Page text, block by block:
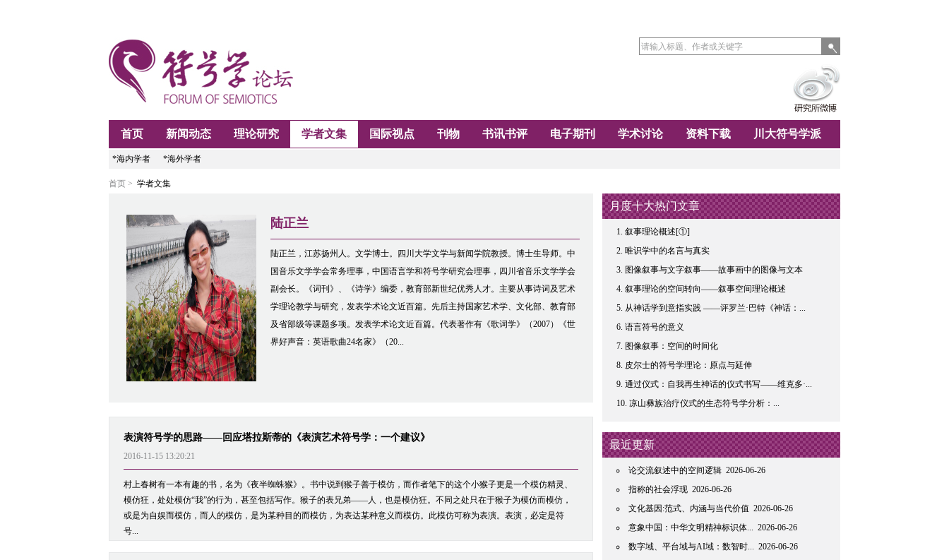
首页 新闻动态 理论研究 学者文集 国际视点 刊物 书讯书评 电子期刊 学术讨论 资料下载 川大符号学派
*海内学者 *海外学者
首页 > 学者文集
陆正兰
陆正兰，江苏扬州人。文学博士。四川大学文学与新闻学院教授。博士生导师。中
国音乐文学学会常务理事，中国语言学和符号学研究会理事，四川省音乐文学学会
副会长。《词刊》、《诗学》编委，教育部新世纪优秀人才。主要从事诗词及艺术
学理论教学与研究，发表学术论文近百篇。先后主持国家艺术学、文化部、教育部
及省部级等课题多项。发表学术论文近百篇。代表著作有《歌词学》（2007）《世
界好声音：英语歌曲24名家》（20...
表演符号学的思路——回应塔拉斯蒂的《表演艺术符号学：一个建议》
2016-11-15 13:20:21
村上春树有一本有趣的书，名为《夜半蜘蛛猴》。书中说到猴子善于模仿，而作者笔下的这个小猴子更是一个模仿精灵、
模仿狂，处处模仿“我”的行为，甚至包括写作。猴子的表兄弟——人，也是模仿狂。不同之处只在于猴子为模仿而模仿，
或是为自娱而模仿，而人的模仿，是为某种目的而模仿，为表达某种意义而模仿。此模仿可称为表演。表演，必定是符
号...
月度十大热门文章
叙事理论概述[①]
唯识学中的名言与真实
图像叙事与文字叙事——故事画中的图像与文本
叙事理论的空间转向——叙事空间理论概述
从神话学到意指实践 ——评罗兰·巴特《神话：...
语言符号的意义
图像叙事：空间的时间化
皮尔士的符号学理论：原点与延伸
通过仪式：自我再生神话的仪式书写——维克多·...
凉山彝族治疗仪式的生态符号学分析：...
最近更新
论交流叙述中的空间逻辑 2026-06-26
指称的社会浮现 2026-06-26
文化基因:范式、内涵与当代价值 2026-06-26
意象中国：中华文明精神标识体... 2026-06-26
数字域、平台域与AI域：数智时... 2026-06-26